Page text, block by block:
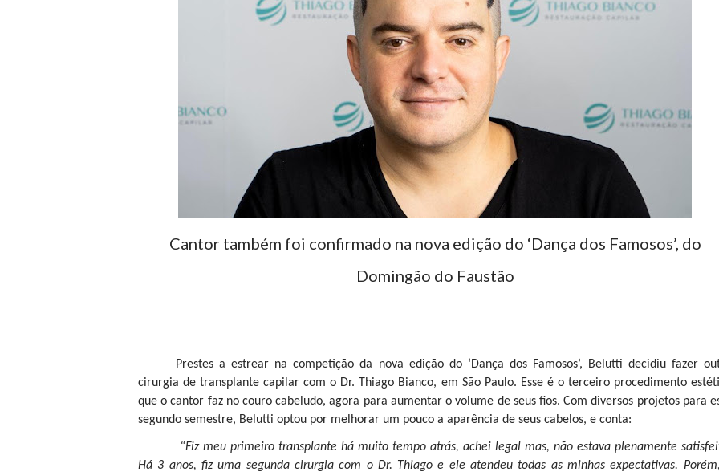
Cantor também foi confirmado na nova edição do ‘Dança dos Famosos’, do
Domingão do Faustão
Prestes a estrear na competição da nova edição do ‘Dança dos Famosos’, Belutti decidiu fazer
cirurgia de transplante capilar com o Dr. Thiago Bianco, em São Paulo. Esse é o terceiro procedimento
que o cantor faz no couro cabeludo, agora para aumentar o volume de seus fios. Com diversos projetos para
segundo semestre, Belutti optou por melhorar um pouco a aparência de seus cabelos, e conta:
“Fiz meu primeiro transplante há muito tempo atrás, achei legal mas, não estava plenamente
Há 3 anos, fiz uma segunda cirurgia com o Dr. Thiago e ele atendeu todas as minhas expectativas.